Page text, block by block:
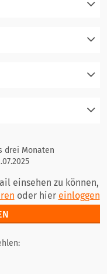
registrieren
drei Monaten
einsehen zu können,
oder hier einloggen